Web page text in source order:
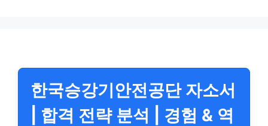
한국승강기안전공단 자소서
| 합격 전략 분석 | 경험 & 역